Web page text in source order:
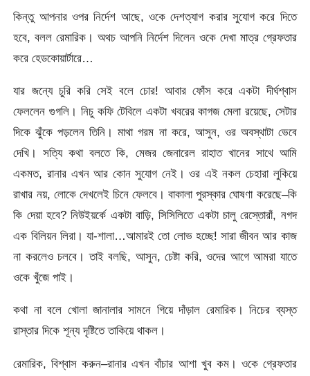
কিন্তু আপনার ওপর নির্দেশ আছে, ওকে দেশত্যাগ করার সুযোগ করে দিতে
হবে, বলল রেমারিক। অথচ আপনি নির্দেশ দিলেন ওকে দেখা মাত্র গ্রেফতার
করে হেডকোয়ার্টারে…
যার জন্যে চুরি করি সেই বলে চোর! আবার ফোঁস করে একটা দীর্ঘশ্বাস
ফেললেন গুগলি। নিচু কফি টেবিলে একটা খবরের কাগজ মেলা রয়েছে, সেটার
দিকে ঝুঁকে পড়লেন তিনি। মাথা গরম না করে, আসুন, ওর অবস্থাটা ভেবে
দেখি। সত্যি কথা বলতে কি, মেজর জেনারেল রাহাত খানের সাথে আমি
একমত, রানার এখন আর কোন সুযোগ নেই। ওর এই নকল চেহারা লুকিয়ে
রাখার নয়, লোকে দেখলেই চিনে ফেলবে। বাকালা পুরস্কার ঘোষণা করেছে–কি
কি দেয়া হবে? নিউইয়র্কে একটা বাড়ি, সিসিলিতে একটা চালু রেস্তোরাঁ, নগদ
এক বিলিয়ন লিরা। যা-শালা…আমারই তো লোভ হচ্ছে! সারা জীবন আর কাজ
না করলেও চলবে। তাই বলছি, আসুন, চেষ্টা করি, ওদের আগে আমরা যাতে
ওকে খুঁজে পাই।
কথা না বলে খোলা জানালার সামনে গিয়ে দাঁড়াল রেমারিক। নিচের ব্যস্ত
রাস্তার দিকে শূন্য দৃষ্টিতে তাকিয়ে থাকল।
রেমারিক, বিশ্বাস করুন–রানার এখন বাঁচার আশা খুব কম। ওকে গ্রেফতার